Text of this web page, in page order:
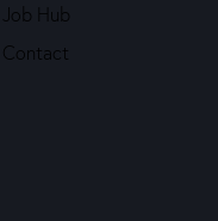
Job Hub
Contact